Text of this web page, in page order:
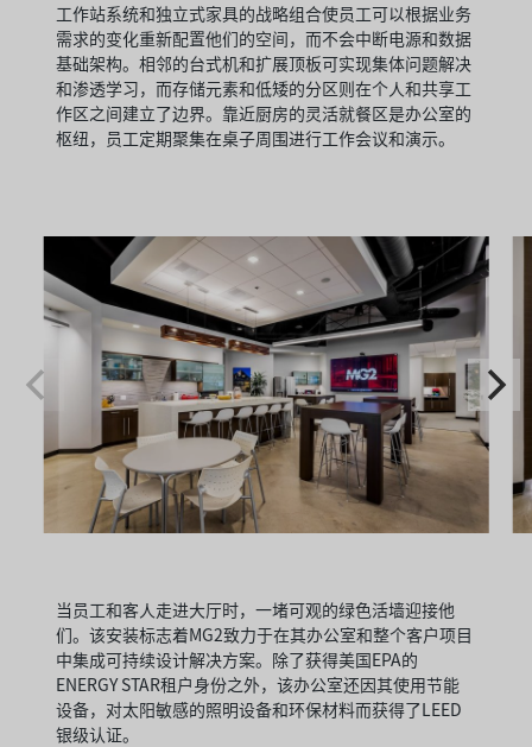
工作站系统和独立式家具的战略组合使员工可以根据业务
需求的变化重新配置他们的空间，而不会中断电源和数据
基础架构。相邻的台式机和扩展顶板可实现集体问题解决
和渗透学习，而存储元素和低矮的分区则在个人和共享工
作区之间建立了边界。靠近厨房的灵活就餐区是办公室的
枢纽，员工定期聚集在桌子周围进行工作会议和演示。
当员工和客人走进大厅时，一堵可观的绿色活墙迎接他
们。该安装标志着MG2致力于在其办公室和整个客户项目
中集成可持续设计解决方案。除了获得美国EPA的
ENERGY STAR租户身份之外，该办公室还因其使用节能
设备，对太阳敏感的照明设备和环保材料而获得了LEED
银级认证。